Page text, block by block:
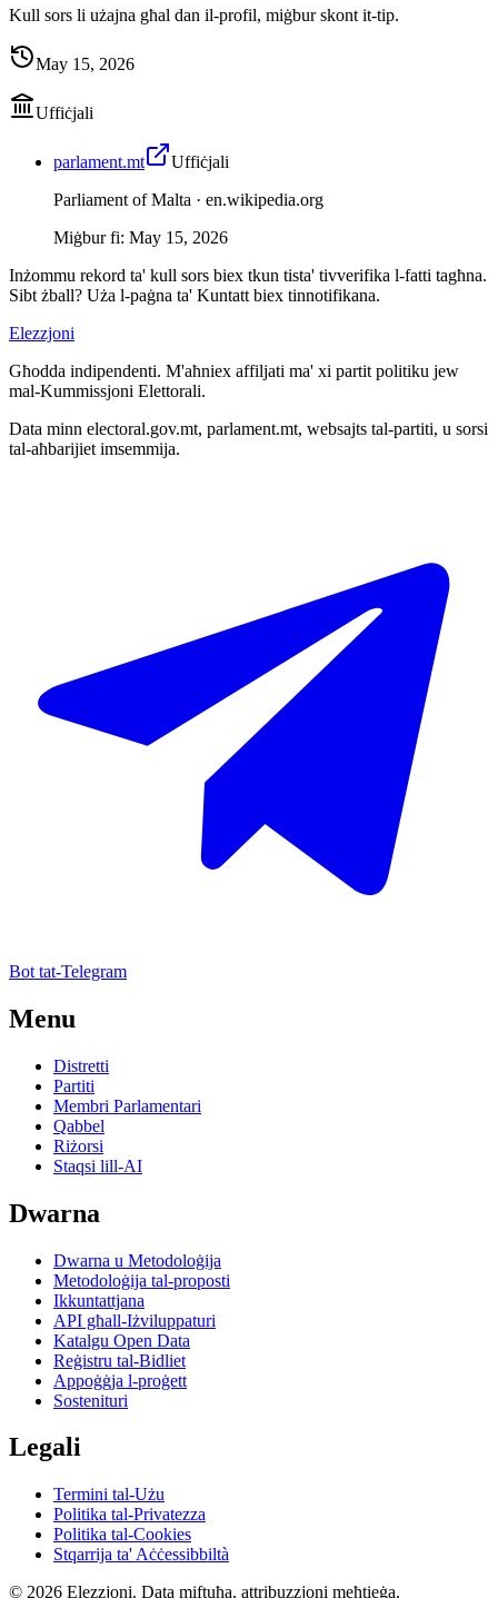
Kull sors li użajna għal dan il-profil, miġbur skont it-tip.
May 15, 2026
Uffiċjali
parlament.mt
Uffiċjali
Parliament of Malta · en.wikipedia.org
Miġbur fi: May 15, 2026
Inżommu rekord ta' kull sors biex tkun tista' tivverifika l-fatti tagħna.
Sibt żball? Uża l-paġna ta' Kuntatt biex tinnotifikana.
Elezzjoni
Għodda indipendenti. M'aħniex affiljati ma' xi partit politiku jew
mal-Kummissjoni Elettorali.
Data minn electoral.gov.mt, parlament.mt, websajts tal-partiti, u sorsi
tal-aħbarijiet imsemmija.
Bot tat-Telegram
Menu
Distretti
Partiti
Membri Parlamentari
Qabbel
Riżorsi
Staqsi lill-AI
Dwarna
Dwarna u Metodoloġija
Metodoloġija tal-proposti
Ikkuntattjana
API għall-Iżviluppaturi
Katalgu Open Data
Reġistru tal-Bidliet
Appoġġja l-proġett
Sostenituri
Legali
Termini tal-Użu
Politika tal-Privatezza
Politika tal-Cookies
Stqarrija ta' Aċċessibbiltà
© 2026 Elezzjoni. Data miftuħa, attribuzzjoni meħtieġa.